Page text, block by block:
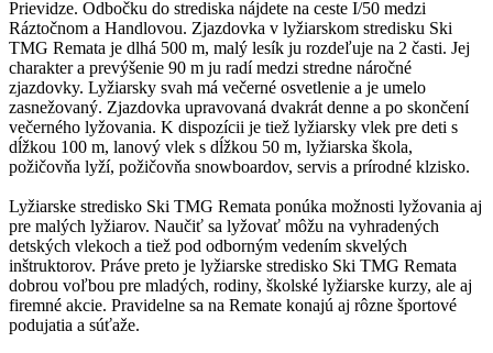
Prievidze. Odbočku do strediska nájdete na ceste I/50 medzi
Ráztočnom a Handlovou. Zjazdovka v lyžiarskom stredisku Ski
TMG Remata je dlhá 500 m, malý lesík ju rozdeľuje na 2 časti. Jej
charakter a prevýšenie 90 m ju radí medzi stredne náročné
zjazdovky. Lyžiarsky svah má večerné osvetlenie a je umelo
zasnežovaný. Zjazdovka upravovaná dvakrát denne a po skončení
večerného lyžovania. K dispozícii je tiež lyžiarsky vlek pre deti s
dĺžkou 100 m, lanový vlek s dĺžkou 50 m, lyžiarska škola,
požičovňa lyží, požičovňa snowboardov, servis a prírodné klzisko.
Lyžiarske stredisko Ski TMG Remata ponúka možnosti lyžovania aj
pre malých lyžiarov. Naučiť sa lyžovať môžu na vyhradených
detských vlekoch a tiež pod odborným vedením skvelých
inštruktorov. Práve preto je lyžiarske stredisko Ski TMG Remata
dobrou voľbou pre mladých, rodiny, školské lyžiarske kurzy, ale aj
firemné akcie. Pravidelne sa na Remate konajú aj rôzne športové
podujatia a súťaže.